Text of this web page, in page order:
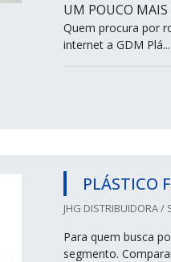
UM POUCO MAIS
Quem procura por
internet a GDM Plá...
PLÁSTICO
JHG DISTRIBUIDORA /
Para quem busca
segmento.